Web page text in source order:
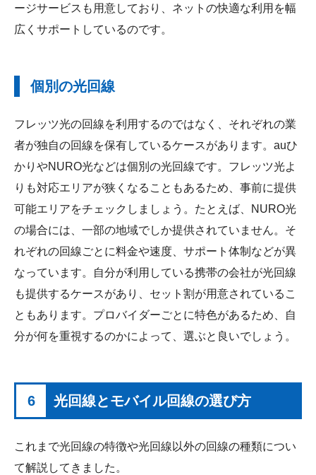
ージサービスも用意しており、ネットの快適な利用を幅
広くサポートしているのです。
個別の光回線
フレッツ光の回線を利用するのではなく、それぞれの業
者が独自の回線を保有しているケースがあります。auひ
かりやNURO光などは個別の光回線です。フレッツ光よ
りも対応エリアが狭くなることもあるため、事前に提供
可能エリアをチェックしましょう。たとえば、NURO光
の場合には、一部の地域でしか提供されていません。そ
れぞれの回線ごとに料金や速度、サポート体制などが異
なっています。自分が利用している携帯の会社が光回線
も提供するケースがあり、セット割が用意されているこ
ともあります。プロバイダーごとに特色があるため、自
分が何を重視するのかによって、選ぶと良いでしょう。
6 光回線とモバイル回線の選び方
これまで光回線の特徴や光回線以外の回線の種類につい
て解説してきました。